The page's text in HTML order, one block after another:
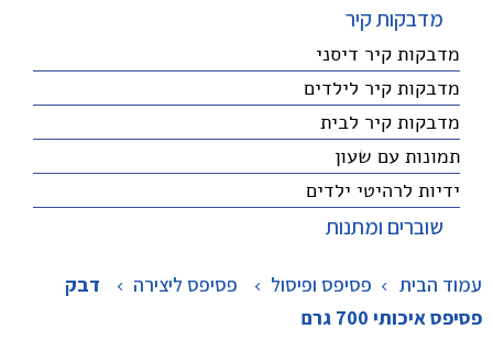
מדבקות קיר
מדבקות קיר דיסני
מדבקות קיר לילדים
מדבקות קיר לבית
תמונות עם שעון
ידיות לרהיטי ילדים
שוברים ומתנות
עמוד הבית פסיפס ופיסול > פסיפס ליצירה >
דבק
פסיפס איכותי 700 גרם